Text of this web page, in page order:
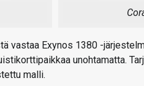
vastaa Exynos 1380 -
unohtamatta.
malli.